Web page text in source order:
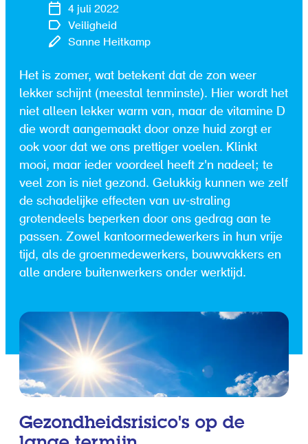
4 juli 2022
Veiligheid
Sanne Heitkamp
Het is zomer, wat betekent dat de zon weer
lekker schijnt (meestal tenminste). Hier wordt het
niet alleen lekker warm van, maar de vitamine D
die wordt aangemaakt door onze huid zorgt er
ook voor dat we ons prettiger voelen. Klinkt
mooi, maar ieder voordeel heeft z'n nadeel; te
veel zon is niet gezond. Gelukkig kunnen we zelf
de schadelijke effecten van uv-straling
grotendeels beperken door ons gedrag aan te
passen. Zowel kantoormedewerkers in hun vrije
tijd, als de groenmedewerkers, bouwvakkers en
alle andere buitenwerkers onder werktijd.
Gezondheidsrisico's op de